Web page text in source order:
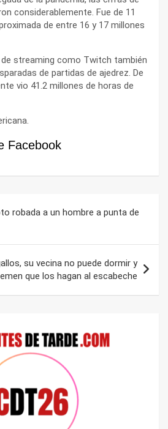
considerablemente. Fue de 11
de entre 16 y 17 millones
streaming como Twitch también
de partidas de ajedrez. De
vio 41.2 millones de horas de
Facebook
robada a un hombre a punta de
su vecina no puede dormir y
que los hagan al escabeche